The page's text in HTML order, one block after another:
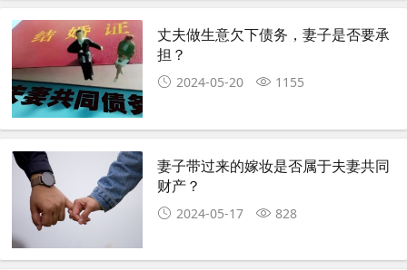
丈夫做生意欠下债务，妻子是否要承
担？
2024-05-20 1155
妻子带过来的嫁妆是否属于夫妻共同
财产？
2024-05-17 828